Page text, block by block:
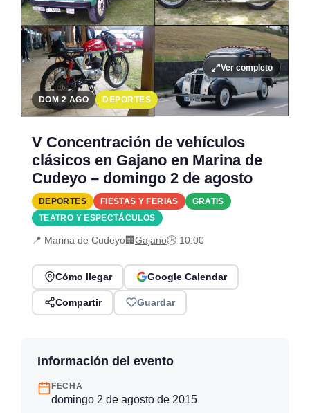
Ver completo
DOM 2 AGO DEPORTES
V Concentración de vehículos
clásicos en Gajano en Marina de
Cudeyo – domingo 2 de agosto
DEPORTES FIESTAS Y FERIAS
GRATIS
TEATRO Y ESPECTÁCULOS
📍 Marina de Cudeyo🏢Gajano🕒 10:00
Cómo llegar Google Calendar
Compartir Guardar
Información del evento
FECHA
domingo 2 de agosto de 2015